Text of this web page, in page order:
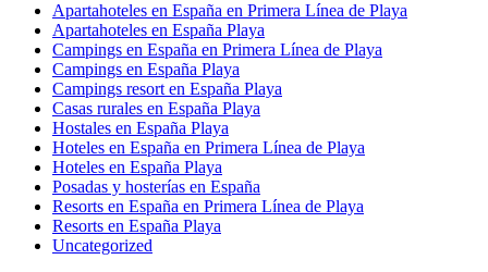
Apartahoteles en España en Primera Línea de Playa
Apartahoteles en España Playa
Campings en España en Primera Línea de Playa
Campings en España Playa
Campings resort en España Playa
Casas rurales en España Playa
Hostales en España Playa
Hoteles en España en Primera Línea de Playa
Hoteles en España Playa
Posadas y hosterías en España
Resorts en España en Primera Línea de Playa
Resorts en España Playa
Uncategorized